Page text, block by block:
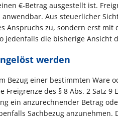
€-Betrag ausgestellt ist.
anwendbar. Aus steuerlicher
Anspruchs zu, sondern erst mit
jedenfalls die bisherige Ansicht
werden
Bezug einer bestimmten Ware
des § 8 Abs. 2 Satz
ein anzurechnender Betrag
Sachbezug anzunehmen.